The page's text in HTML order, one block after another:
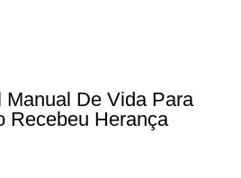
Manual De Vida Para
Recebeu Herança